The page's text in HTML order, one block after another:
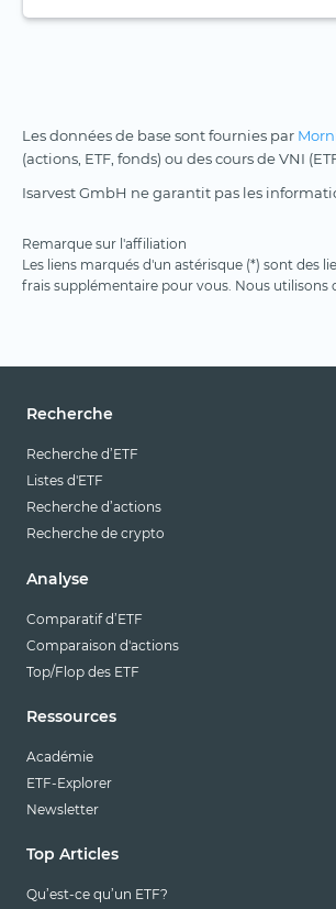
Les données de base sont fournies par
(actions, ETF, fonds) ou des cours de VNI
Isarvest GmbH ne garantit pas les
Remarque sur l'affiliation
Les liens marqués d'un astérisque (*) sont des
frais supplémentaire pour vous. Nous
Recherche
Recherche d’ETF
Listes d'ETF
Recherche d’actions
Recherche de crypto
Analyse
Comparatif d’ETF
Comparaison d'actions
Top/Flop des ETF
Ressources
Académie
ETF-Explorer
Newsletter
Top Articles
Qu’est-ce qu’un ETF?